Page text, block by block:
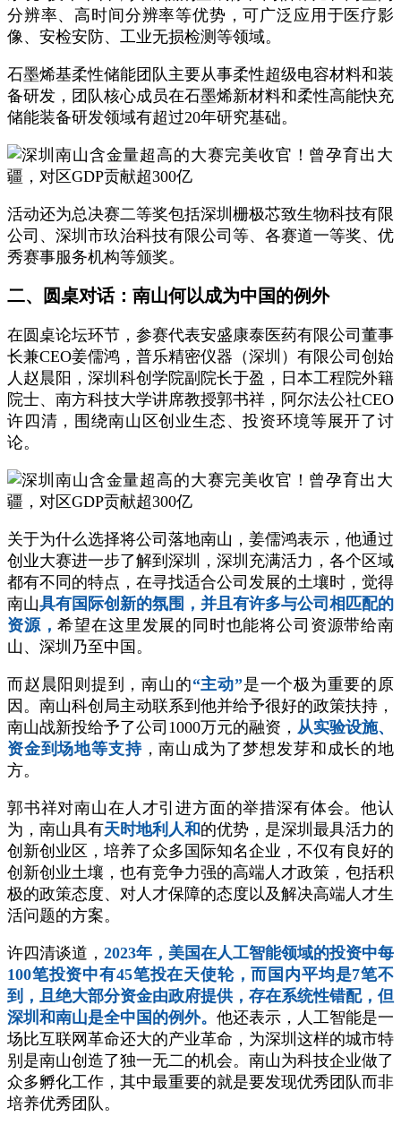
分辨率、高时间分辨率等优势，可广泛应用于医疗影
像、安检安防、工业无损检测等领域。
石墨烯基柔性储能团队主要从事柔性超级电容材料和装
备研发，团队核心成员在石墨烯新材料和柔性高能快充
储能装备研发领域有超过20年研究基础。
活动还为总决赛二等奖包括深圳栅极芯致生物科技有限
公司、深圳市玖治科技有限公司等、各赛道一等奖、优
秀赛事服务机构等颁奖。
二、圆桌对话：南山何以成为中国的例外
在圆桌论坛环节，参赛代表安盛康泰医药有限公司董事
长兼CEO姜儒鸿，普乐精密仪器（深圳）有限公司创始
人赵晨阳，深圳科创学院副院长于盈，日本工程院外籍
院士、南方科技大学讲席教授郭书祥，阿尔法公社CEO
许四清，围绕南山区创业生态、投资环境等展开了讨
论。
关于为什么选择将公司落地南山，姜儒鸿表示，他通过
创业大赛进一步了解到深圳，深圳充满活力，各个区域
都有不同的特点，在寻找适合公司发展的土壤时，觉得
南山具有国际创新的氛围，并且有许多与公司相匹配的
资源，希望在这里发展的同时也能将公司资源带给南
山、深圳乃至中国。
而赵晨阳则提到，南山的“主动”是一个极为重要的原
因。南山科创局主动联系到他并给予很好的政策扶持，
南山战新投给予了公司1000万元的融资， 从实验设施、
资金到场地等支持，南山成为了梦想发芽和成长的地
方。
郭书祥对南山在人才引进方面的举措深有体会。他认
为，南山具有天时地利人和 的优势，是深圳最具活力的
创新创业区，培养了众多国际知名企业，不仅有良好的
创新创业土壤，也有竞争力强的高端人才政策，包括积
极的政策态度、对人才保障的态度以及解决高端人才生
活问题的方案。
许四清谈道， 2023年，美国在人工智能领域的投资中每
100笔投资中有45笔投在天使轮，而国内平均是7笔不
到，且绝大部分资金由政府提供，存在系统性错配，但
深圳和南山是全中国的例外。 他还表示，人工智能是一
场比互联网革命还大的产业革命，为深圳这样的城市特
别是南山创造了独一无二的机会。南山为科技企业做了
众多孵化工作，其中最重要的就是要发现优秀团队而非
培养优秀团队。